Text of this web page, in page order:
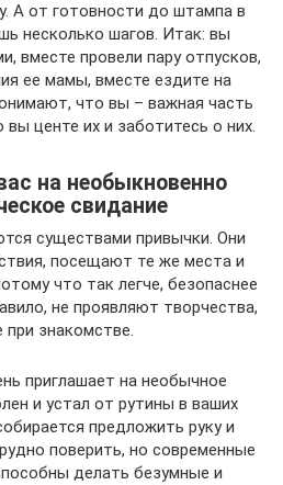
А от готовности до штампа в
несколько шагов. Итак: вы
вместе провели пару отпусков,
ее мамы, вместе ездите на
что вы – важная часть
центе их и заботитесь о них.
на необыкновенно
свидание
существами привычки. Они
посещают те же места и
что так легче, безопаснее
не проявляют творчества,
при знакомстве.
приглашает на необычное
и устал от рутины в ваших
предложить руку и
поверить, но современные
делать безумные и